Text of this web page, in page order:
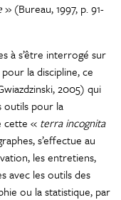
» (Bureau, 1997, p. 91-
à s’être interrogé sur
la discipline, ce
2005) qui
outils pour la
cette « terra incognita
s’effectue au
les entretiens,
avec les outils des
ou la statistique, par